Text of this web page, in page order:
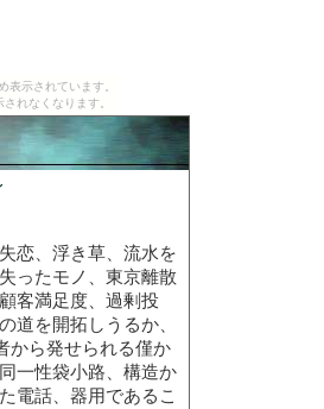
表示されています。
れなくなります。
恋、浮き草、流水を
ったモノ、東京離散
客満足度、過剰投
道を開拓しうるか、
から発せられる僅か
一性袋小路、構造か
電話、器用であるこ